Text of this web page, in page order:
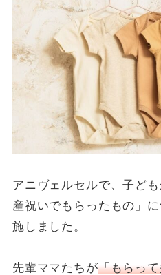
アニヴェルセルで、子ど
産祝いでもらったもの」
施しました。
先輩ママたちが「もらっ